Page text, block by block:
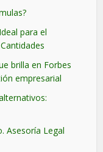
para el
brilla en Forbes
empresarial
Asesoría Legal